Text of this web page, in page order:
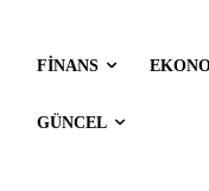
FİNANS
GÜNCEL